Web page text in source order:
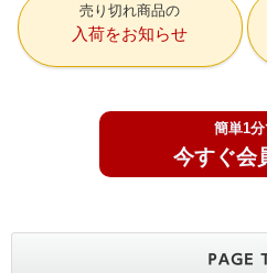
売り切れ商品の
入荷をお知らせ
簡単1
今すぐ会